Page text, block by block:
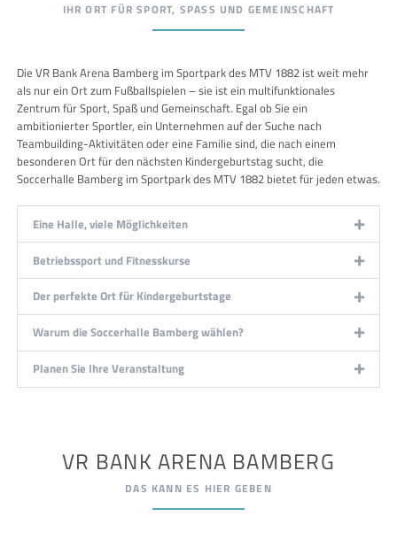
IHR ORT FÜR SPORT, SPASS UND GEMEINSCHAFT
Die VR Bank Arena Bamberg im Sportpark des MTV 1882 ist weit mehr
als nur ein Ort zum Fußballspielen – sie ist ein multifunktionales
Zentrum für Sport, Spaß und Gemeinschaft. Egal ob Sie ein
ambitionierter Sportler, ein Unternehmen auf der Suche nach
Teambuilding-Aktivitäten oder eine Familie sind, die nach einem
besonderen Ort für den nächsten Kindergeburtstag sucht, die
Soccerhalle Bamberg im Sportpark des MTV 1882 bietet für jeden etwas.
Eine Halle, viele Möglichkeiten
Betriebssport und Fitnesskurse
Der perfekte Ort für Kindergeburtstage
Warum die Soccerhalle Bamberg wählen?
Planen Sie Ihre Veranstaltung
VR BANK ARENA BAMBERG
DAS KANN ES HIER GEBEN